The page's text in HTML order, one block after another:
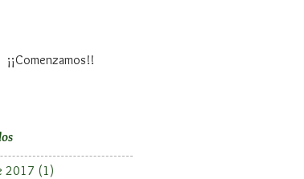
¡¡Comenzamos!!
2017 (1)